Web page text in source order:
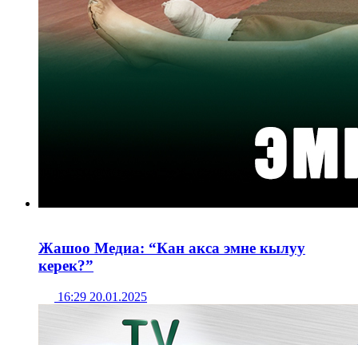
Жашоо Медиа: “Кан акса эмне кылуу
керек?”
16:29 20.01.2025